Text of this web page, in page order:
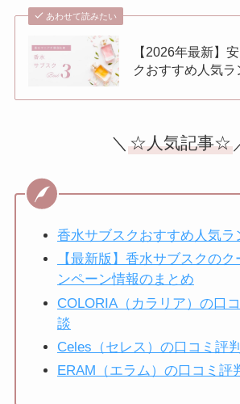
あわせて読みたい
【2026年最新】
クおすすめ人気
＼ ☆人気記事☆
香水サブスクおすすめ人気ラ
【最新版】香水サブスクの
ンペーン情報のまとめ
COLORIA（カラリア）の口
談
Celes（セレス）の口コミ評
ERAM（エラム）の口コミ評